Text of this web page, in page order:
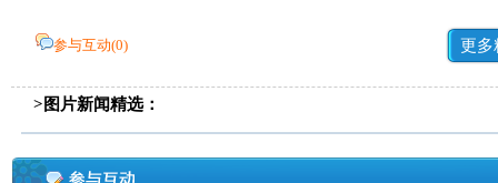
参与互动(0) 更多
>图片新闻精选：